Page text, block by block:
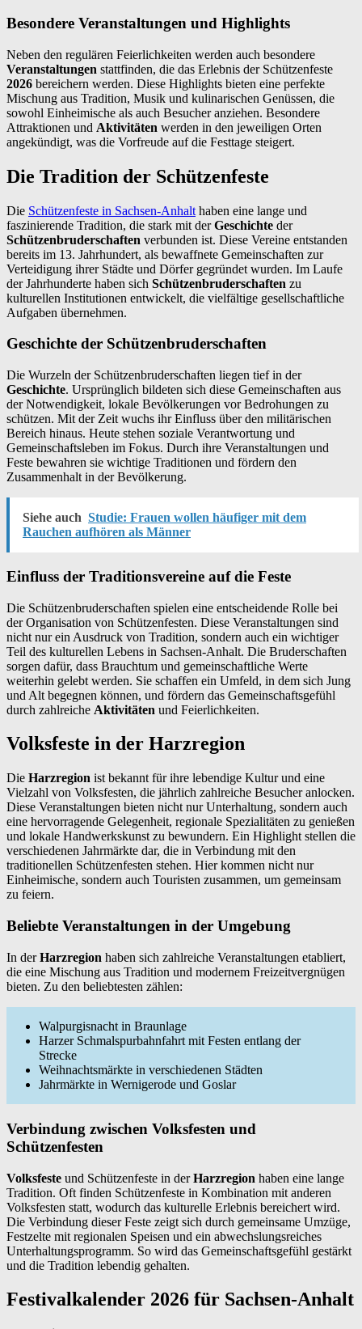
Besondere Veranstaltungen und Highlights
Neben den regulären Feierlichkeiten werden auch besondere
Veranstaltungen stattfinden, die das Erlebnis der Schützenfeste
2026 bereichern werden. Diese Highlights bieten eine perfekte
Mischung aus Tradition, Musik und kulinarischen Genüssen, die
sowohl Einheimische als auch Besucher anziehen. Besondere
Attraktionen und Aktivitäten werden in den jeweiligen Orten
angekündigt, was die Vorfreude auf die Festtage steigert.
Die Tradition der Schützenfeste
Die Schützenfeste in Sachsen-Anhalt haben eine lange und
faszinierende Tradition, die stark mit derGeschichte der
Schützenbruderschaften verbunden ist. Diese Vereine entstanden
bereits im 13. Jahrhundert, als bewaffnete Gemeinschaften zur
Verteidigung ihrer Städte und Dörfer gegründet wurden. Im Laufe
der Jahrhunderte haben sich Schützenbruderschaften zu
kulturellen Institutionen entwickelt, die vielfältige gesellschaftliche
Aufgaben übernehmen.
Geschichte der Schützenbruderschaften
Die Wurzeln der Schützenbruderschaften liegen tief in der
Geschichte. Ursprünglich bildeten sich diese Gemeinschaften aus
der Notwendigkeit, lokale Bevölkerungen vor Bedrohungen zu
schützen. Mit der Zeit wuchs ihr Einfluss über den militärischen
Bereich hinaus. Heute stehen soziale Verantwortung und
Gemeinschaftsleben im Fokus. Durch ihre Veranstaltungen und
Feste bewahren sie wichtige Traditionen und fördern den
Zusammenhalt in der Bevölkerung.
Siehe auch Studie: Frauen wollen häufiger mit dem
Rauchen aufhören als Männer
Einfluss der Traditionsvereine auf die Feste
Die Schützenbruderschaften spielen eine entscheidende Rolle bei
der Organisation von Schützenfesten. Diese Veranstaltungen sind
nicht nur ein Ausdruck von Tradition, sondern auch ein wichtiger
Teil des kulturellen Lebens in Sachsen-Anhalt. Die Bruderschaften
sorgen dafür, dass Brauchtum und gemeinschaftliche Werte
weiterhin gelebt werden. Sie schaffen ein Umfeld, in dem sich Jung
und Alt begegnen können, und fördern das Gemeinschaftsgefühl
durch zahlreiche Aktivitäten und Feierlichkeiten.
Volksfeste in der Harzregion
Die Harzregion ist bekannt für ihre lebendige Kultur und eine
Vielzahl von Volksfesten, die jährlich zahlreiche Besucher anlocken.
Diese Veranstaltungen bieten nicht nur Unterhaltung, sondern auch
eine hervorragende Gelegenheit, regionale Spezialitäten zu genießen
und lokale Handwerkskunst zu bewundern. Ein Highlight stellen die
verschiedenen Jahrmärkte dar, die in Verbindung mit den
traditionellen Schützenfesten stehen. Hier kommen nicht nur
Einheimische, sondern auch Touristen zusammen, um gemeinsam
zu feiern.
Beliebte Veranstaltungen in der Umgebung
In derHarzregion haben sich zahlreiche Veranstaltungen etabliert,
die eine Mischung aus Tradition und modernem Freizeitvergnügen
bieten. Zu den beliebtesten zählen:
Walpurgisnacht in Braunlage
Harzer Schmalspurbahnfahrt mit Festen entlang der
Strecke
Weihnachtsmärkte in verschiedenen Städten
Jahrmärkte in Wernigerode und Goslar
Verbindung zwischen Volksfesten und
Schützenfesten
Volksfeste und Schützenfeste in derHarzregion haben eine lange
Tradition. Oft finden Schützenfeste in Kombination mit anderen
Volksfesten statt, wodurch das kulturelle Erlebnis bereichert wird.
Die Verbindung dieser Feste zeigt sich durch gemeinsame Umzüge,
Festzelte mit regionalen Speisen und ein abwechslungsreiches
Unterhaltungsprogramm. So wird das Gemeinschaftsgefühl gestärkt
und die Tradition lebendig gehalten.
Festivalkalender 2026 für Sachsen-Anhalt